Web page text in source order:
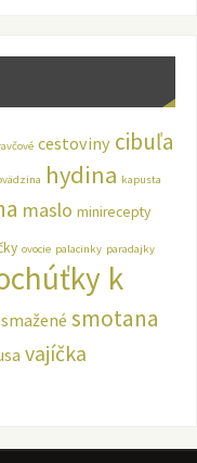
cestoviny cibuľa
hydina kapusta
maslo minirecepty
ovocie palacinky paradajky
k
smažené smotana
vajíčka